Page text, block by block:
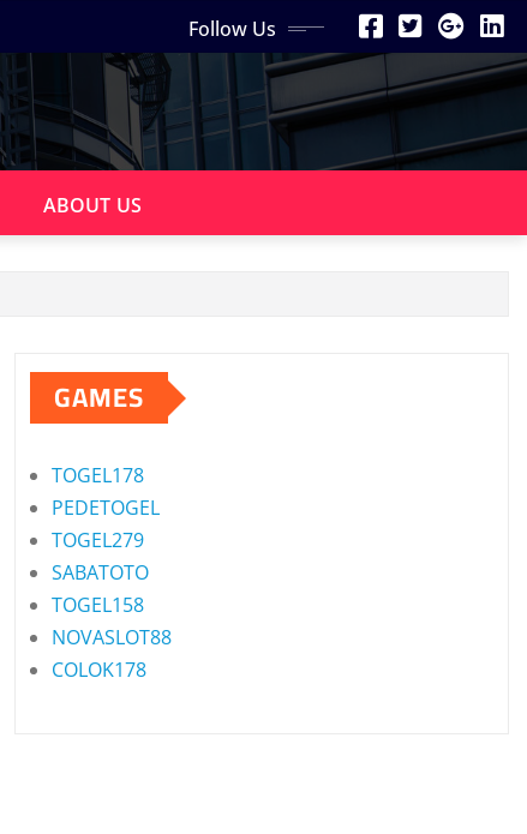
Follow Us
ABOUT US
GAMES
TOGEL178
PEDETOGEL
TOGEL279
SABATOTO
TOGEL158
NOVASLOT88
COLOK178